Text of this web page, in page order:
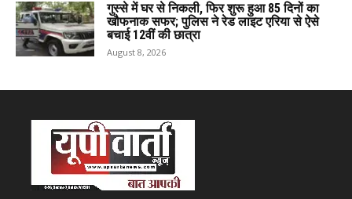
गुस्से में घर से निकली, फिर शुरू हुआ 85 दिनों का
खौफनाक सफर; पुलिस ने रेड लाइट एरिया से ऐसे
बचाई 12वीं की छात्रा
August 8, 2026